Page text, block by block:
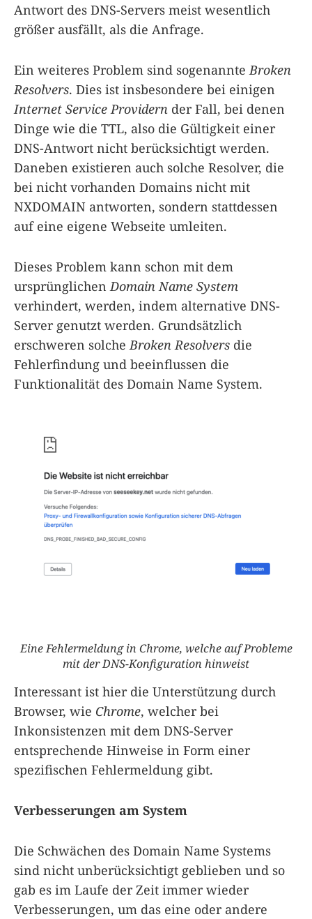
Antwort des DNS-Servers meist wesentlich
größer ausfällt, als die Anfrage.
Ein weiteres Problem sind sogenannte Broken
Resolvers. Dies ist insbesondere bei einigen
Internet Service Providern der Fall, bei denen
Dinge wie die TTL, also die Gültigkeit einer
DNS-Antwort nicht berücksichtigt werden.
Daneben existieren auch solche Resolver, die
bei nicht vorhanden Domains nicht mit
NXDOMAIN antworten, sondern stattdessen
auf eine eigene Webseite umleiten.
Dieses Problem kann schon mit dem
ursprünglichen Domain Name System
verhindert, werden, indem alternative DNS-
Server genutzt werden. Grundsätzlich
erschweren solche Broken Resolvers die
Fehlerfindung und beeinflussen die
Funktionalität des Domain Name System.
Eine Fehlermeldung in Chrome, welche auf Probleme
mit der DNS-Konfiguration hinweist
Interessant ist hier die Unterstützung durch
Browser, wie Chrome, welcher bei
Inkonsistenzen mit dem DNS-Server
entsprechende Hinweise in Form einer
spezifischen Fehlermeldung gibt.
Verbesserungen am System
Die Schwächen des Domain Name Systems
sind nicht unberücksichtigt geblieben und so
gab es im Laufe der Zeit immer wieder
Verbesserungen, um das eine oder andere